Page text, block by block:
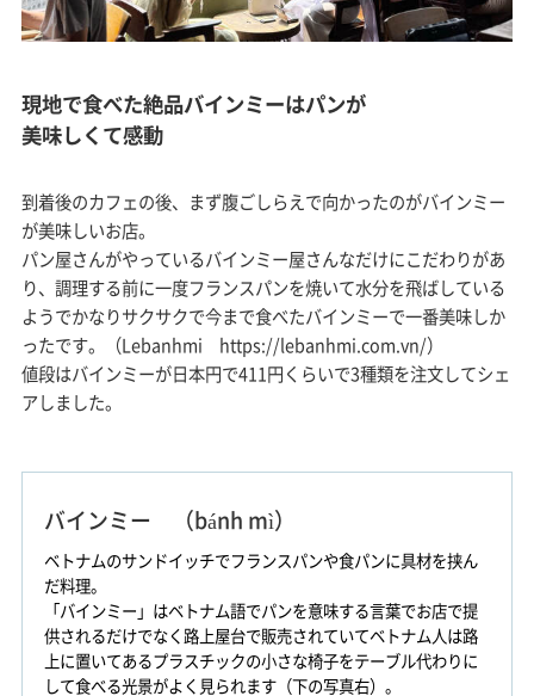
現地で食べた絶品バインミーはパンが
美味しくて感動
到着後のカフェの後、まず腹ごしらえで向かったのがバインミー
が美味しいお店。
パン屋さんがやっているバインミー屋さんなだけにこだわりがあ
り、調理する前に一度フランスパンを焼いて水分を飛ばしている
ようでかなりサクサクで今まで食べたバインミーで一番美味しか
ったです。（Lebanhmi https://lebanhmi.com.vn/）
値段はバインミーが日本円で411円くらいで3種類を注文してシェ
アしました。
バインミー （bánh mì）
ベトナムのサンドイッチでフランスパンや食パンに具材を挟ん
だ料理。
「バインミー」はベトナム語でパンを意味する言葉でお店で提
供されるだけでなく路上屋台で販売されていてベトナム人は路
上に置いてあるプラスチックの小さな椅子をテーブル代わりに
して食べる光景がよく見られます（下の写真右）。